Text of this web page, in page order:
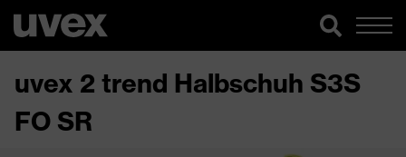
uvex 2 trend Halbschuh S3S
FO SR